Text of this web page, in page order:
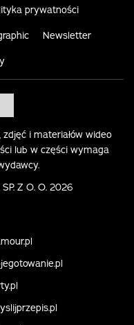
prywatności
Newsletter
i materiałów wideo
lub w części wymaga
Z O. O. 2026